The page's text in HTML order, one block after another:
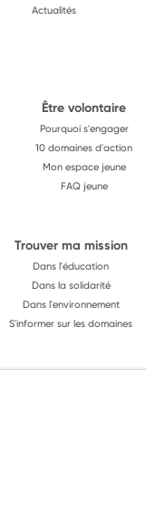
Actualités
Être volontaire
Pourquoi s'engager
10 domaines d'action
Mon espace jeune
FAQ jeune
Trouver ma mission
Dans l'éducation
Dans la solidarité
Dans l'environnement
S'informer sur les domaines